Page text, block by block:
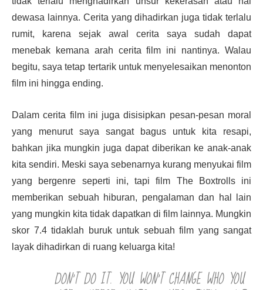
dewasa lainnya. Cerita yang dihadirkan juga tidak terlalu
rumit, karena sejak awal cerita saya sudah dapat
menebak kemana arah cerita film ini nantinya. Walau
begitu, saya tetap tertarik untuk menyelesaikan menonton
film ini hingga ending.
Dalamcerita filmini juga disisipkan pesan-pesan moral
yang menurut saya sangat bagus untuk kita resapi,
bahkan jika mungkin juga dapat diberikan ke anak-anak
kita sendiri. Meski saya sebenarnya kurang menyukai film
yang bergenre seperti ini, tapi film The Boxtrolls ini
memberikan sebuah hiburan, pengalaman dan hal lain
yang mungkin kita tidak dapatkan di film lainnya. Mungkin
skor 7.4 tidaklah buruk untuk sebuah film yang sangat
layak dihadirkan di ruang keluarga kita!
DON’T DO IT. YOU WON’T CHANGE WHO YOU